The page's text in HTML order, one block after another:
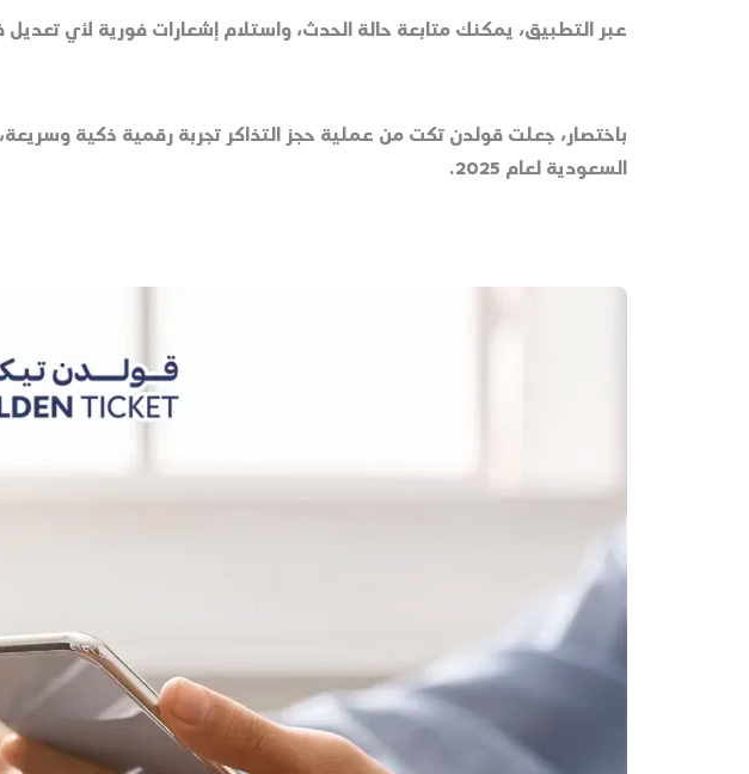
عبر التطبيق، يمكنك متابعة حالة الحدث، واستلام إشعارات فورية لأي
باختصار، جعلت قولدن تكت من عملية حجز التذاكر تجربة رقمية ذكية
السعودية لعام 2025.